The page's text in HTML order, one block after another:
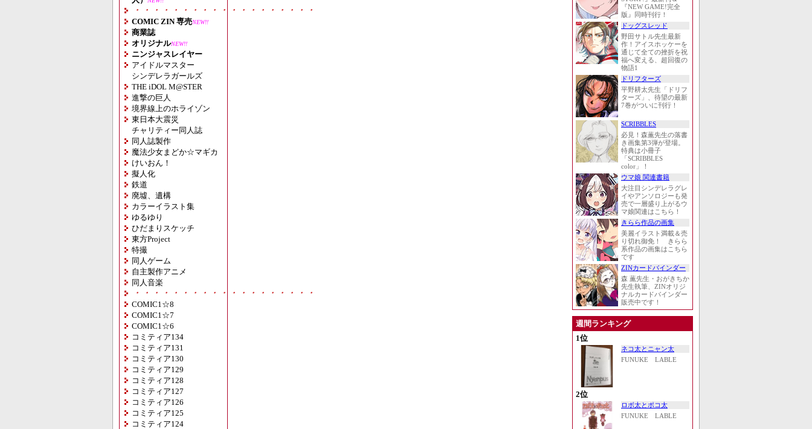
・・・・・・・・・・・・・・・・・・・
COMIC ZIN 専売NEW!!
商業誌
オリジナルNEW!!
ニンジャスレイヤー
アイドルマスター
シンデレラガールズ
THE iDOL M@STER
進撃の巨人
境界線上のホライゾン
東日本大震災
チャリティー同人誌
同人誌製作
魔法少女まどか☆マギカ
けいおん！
擬人化
鉄道
廃墟、遺構
カラーイラスト集
ゆるゆり
ひだまりスケッチ
東方Project
特撮
同人ゲーム
自主製作アニメ
同人音楽
・・・・・・・・・・・・・・・・・・・
COMIC1☆8
COMIC1☆7
COMIC1☆6
コミティア134
コミティア131
コミティア130
コミティア129
コミティア128
コミティア127
コミティア126
コミティア125
コミティア124
『NEW GAME!完全
版』同時刊行！
ドッグスレッド
野田サトル先生最新
作！アイスホッケーを
通じて全ての挫折を祝
福へ変える、超回復の
物語1
ドリフターズ
平野耕太先生「ドリフ
ターズ」、待望の最新
7巻がついに刊行！
SCRIBBLES
必見！森薫先生の落書
き画集第3弾が登場。
特典は小冊子
「SCRIBBLES
color」！
ウマ娘 関連書籍
大注目シンデレラグレ
イやアンソロジーも発
売で一層盛り上がるウ
マ娘関連はこちら！
きらら作品の画集
美麗イラスト満載＆売
り切れ御免！ きらら
系作品の画集はこちら
です
ZINカードバインダー
森 薫先生・おがきちか
先生執筆、ZINオリジ
ナルカードバインダー
販売中です！
週間ランキング
1位
ネコ太とニャン太
FUNUKE LABLE
2位
ロボ太とポコ太
FUNUKE LABLE